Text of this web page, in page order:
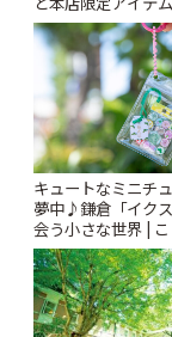
ぷ
キュートなミニチ
夢中♪鎌倉「イク
会う小さな世界 |